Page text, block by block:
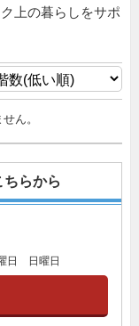
上の暮らしをサポ
ん。
らから
日 日曜日